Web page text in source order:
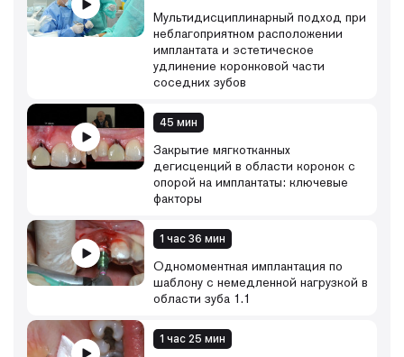
Мультидисциплинарный подход при
неблагоприятном расположении
имплантата и эстетическое
удлинение коронковой части
соседних зубов
45 мин
Закрытие мягкотканных
дегисценций в области коронок с
опорой на имплантаты: ключевые
факторы
1 час 36 мин
Одномоментная имплантация по
шаблону с немедленной нагрузкой в
области зуба 1.1
1 час 25 мин